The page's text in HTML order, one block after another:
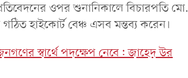
ওপর শুনানিকালে বিচারপতি মো.
হাইকোর্ট বেঞ্চ এসব মন্তব্য করেন।
স্বার্থে পদক্ষেপ নেবে: জাহেদ উর